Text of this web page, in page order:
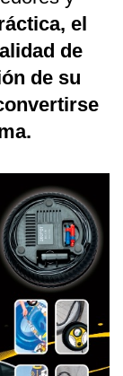
el
de
de su